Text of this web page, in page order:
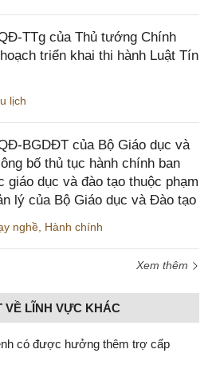
TTg của Thủ tướng Chính
triển khai thi hành Luật Tín
lịch
BGDĐT của Bộ Giáo dục và
bố thủ tục hành chính ban
giáo dục và đào tạo thuộc phạm
lý của Bộ Giáo dục và Đào tạo
nghề Hành chính
Xem thêm
VỀ LĨNH VỰC KHÁC
có được hưởng thêm trợ cấp